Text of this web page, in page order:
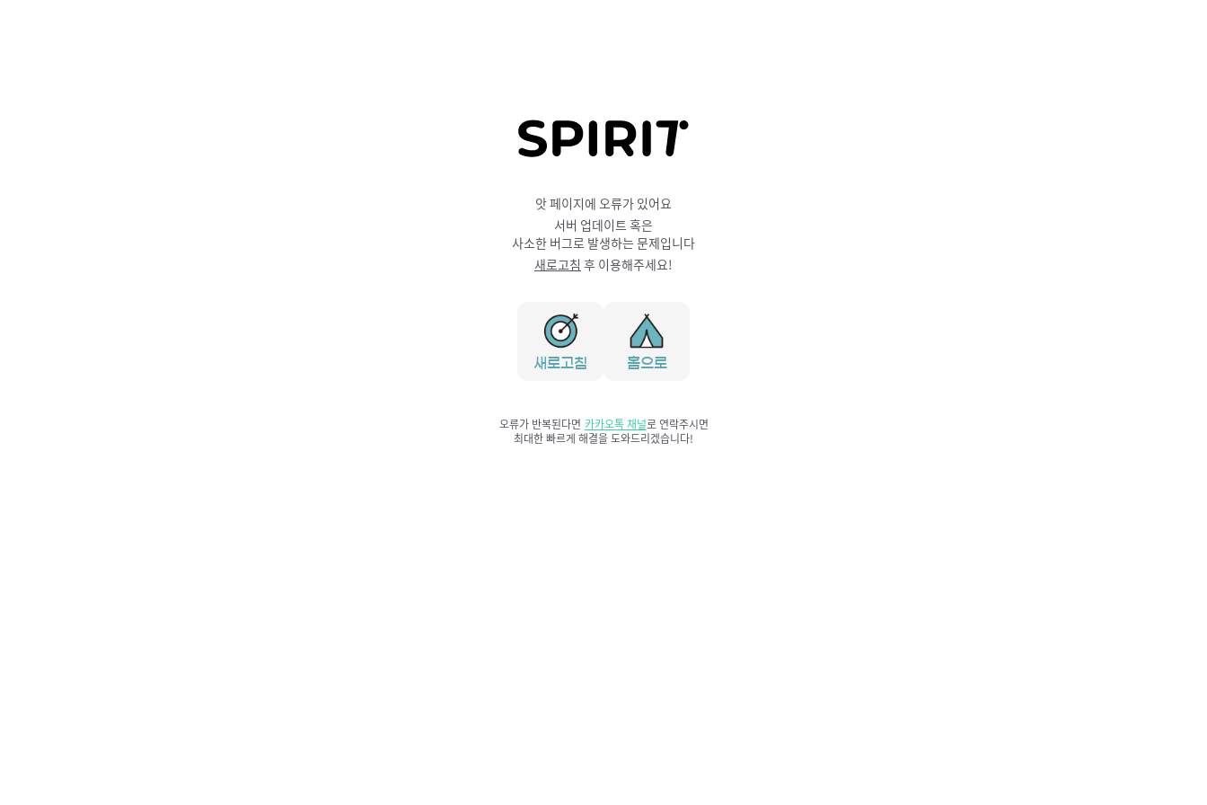
앗 페이지에 오류가 있어요
서버 업데이트 혹은
사소한 버그로 발생하는 문제입니다
새로고침 후 이용해주세요!
새로고침 홈으로
오류가 반복된다면 카카오톡 채널로 연락주시면
최대한 빠르게 해결을 도와드리겠습니다!